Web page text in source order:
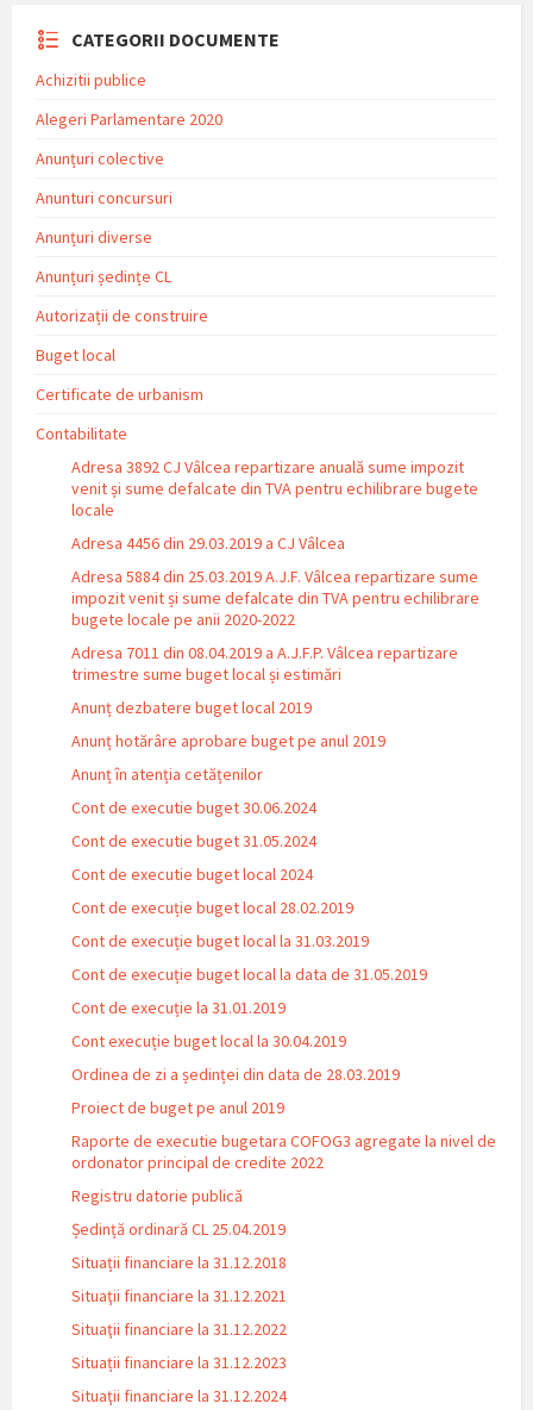
CATEGORII DOCUMENTE
Achizitii publice
Alegeri Parlamentare 2020
Anunțuri colective
Anunturi concursuri
Anunțuri diverse
Anunțuri ședințe CL
Autorizații de construire
Buget local
Certificate de urbanism
Contabilitate
Adresa 3892 CJ Vâlcea repartizare anuală sume impozit
venit și sume defalcate din TVA pentru echilibrare bugete
locale
Adresa 4456 din 29.03.2019 a CJ Vâlcea
Adresa 5884 din 25.03.2019 A.J.F. Vâlcea repartizare sume
impozit venit și sume defalcate din TVA pentru echilibrare
bugete locale pe anii 2020-2022
Adresa 7011 din 08.04.2019 a A.J.F.P. Vâlcea repartizare
trimestre sume buget local și estimări
Anunț dezbatere buget local 2019
Anunț hotărâre aprobare buget pe anul 2019
Anunț în atenția cetățenilor
Cont de executie buget 30.06.2024
Cont de executie buget 31.05.2024
Cont de executie buget local 2024
Cont de execuție buget local 28.02.2019
Cont de execuție buget local la 31.03.2019
Cont de execuție buget local la data de 31.05.2019
Cont de execuție la 31.01.2019
Cont execuție buget local la 30.04.2019
Ordinea de zi a ședinței din data de 28.03.2019
Proiect de buget pe anul 2019
Raporte de executie bugetara COFOG3 agregate la nivel de
ordonator principal de credite 2022
Registru datorie publică
Ședință ordinară CL 25.04.2019
Situații financiare la 31.12.2018
Situaţii financiare la 31.12.2021
Situaţii financiare la 31.12.2022
Situații financiare la 31.12.2023
Situaţii financiare la 31.12.2024